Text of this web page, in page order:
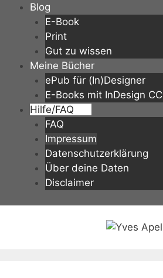
Zum
springen
Blog
E-Book
Print
Gut zu wissen
Meine Bücher
ePub für (In)Designer
E-Books mit InDesign CC
Hilfe/FAQ
FAQ
Impressum
Datenschutzerklärung
Über deine Daten
Disclaimer